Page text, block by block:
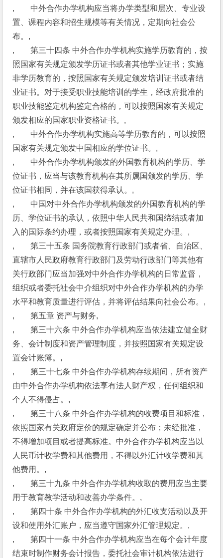
,　　中外合作办学机构应当将办学类型和层次、专业设
置、课程内容和招生规模等有关情况，定期向社会公
布。,
,　　第三十四条 中外合作办学机构实施学历教育的，按
照国家有关规定颁发学历证书或者其他学业证书；实施
非学历教育的，按照国家有关规定颁发培训证书或者结
业证书。对于接受职业技能培训的学生，经政府批准的
职业技能鉴定机构鉴定合格的，可以按照国家有关规定
颁发相应的国家职业资格证书。,
,　　中外合作办学机构实施高等学历教育的，可以按照
国家有关规定颁发中国相应的学位证书。,
,　　中外合作办学机构颁发的外国教育机构的学历、学
位证书，应当与该教育机构在其所属国颁发的学历、学
位证书相同，并在该国获得承认。,
,　　中国对中外合作办学机构颁发的外国教育机构的学
历、学位证书的承认，依照中华人民共和国缔结或者加
入的国际条约办理，或者按照国家有关规定办理。,
,　　第三十五条 国务院教育行政部门或者省、自治区、
直辖市人民政府教育行政部门及劳动行政部门等其他有
关行政部门应当加强对中外合作办学机构的日常监督，
组织或者委托社会中介组织对中外合作办学机构的办学
水平和教育质量进行评估，并将评估结果向社会公布。,
,　　第五章 资产与财务,
,　　第三十六条 中外合作办学机构应当依法建立健全财
务、会计制度和资产管理制度，并按照国家有关规定设
置会计账簿。,
,　　第三十七条 中外合作办学机构存续期间，所有资产
由中外合作办学机构依法享有法人财产权，任何组织和
个人不得侵占。,
,　　第三十八条 中外合作办学机构的收费项目和标准，
依照国家有关政府定价的规定确定并公布；未经批准，
不得增加项目或者提高标准。中外合作办学机构应当以
人民币计收学费和其他费用，不得以外汇计收学费和其
他费用。,
,　　第三十九条 中外合作办学机构收取的费用应当主要
用于教育教学活动和改善办学条件。,
,　　第四十条 中外合作办学机构的外汇收支活动以及开
设和使用外汇账户，应当遵守国家外汇管理规定。,
,　　第四十一条 中外合作办学机构应当在每个会计年度
结束时制作财务会计报告，委托社会审计机构依法进行